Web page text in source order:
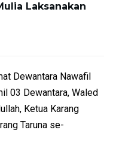
Laksanakan
Dewantara Nawafil
03 Dewantara, Waled
Ketua Karang
Taruna se-